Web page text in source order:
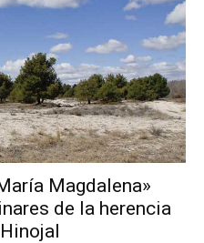
Magdalena»
de la herencia